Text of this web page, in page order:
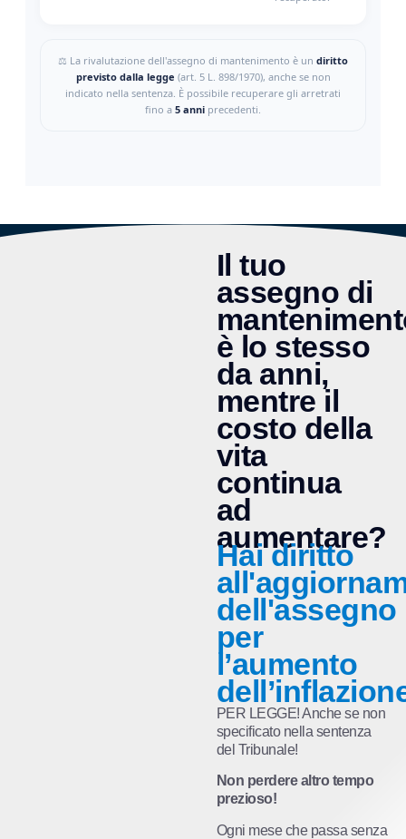
Il tuo
assegno di
è lo stesso
da anni,
mentre il
costo della
vita
continua
ad
aumentare?
Hai diritto
dell'assegno
per
l’aumento
PER LEGGE! Anche se non
specificato nella sentenza
del Tribunale!
Non perdere altro tempo
prezioso!
Ogni mese che passa senza